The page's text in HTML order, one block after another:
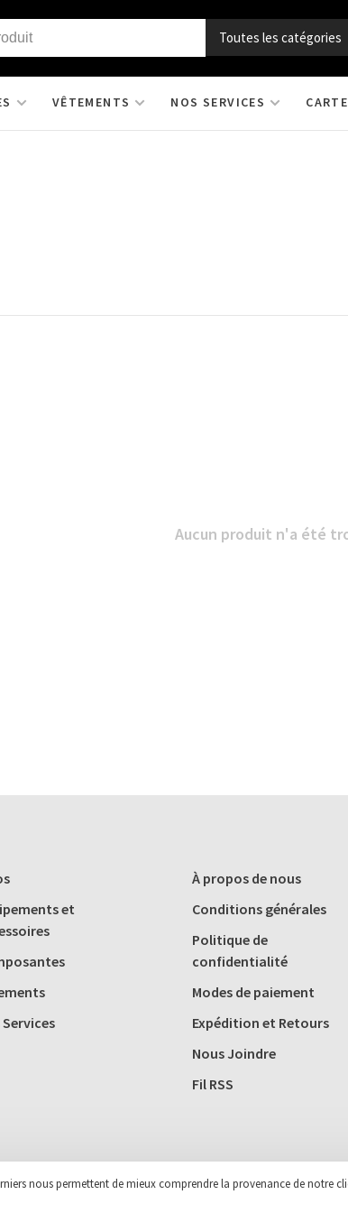
Toutes les catégories
VÊTEMENTS NOS SERVICES
Aucun produit n'a été
et
Services
À propos de nous
Conditions générales
Politique de
confidentialité
Modes de paiement
Expédition et Retours
Nous Joindre
Fil RSS
nous permettent de mieux comprendre la provenance de notre